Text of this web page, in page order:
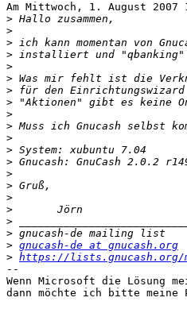
Am Mittwoch, 1. August 2007
>
>
>
>
>
>
>
>
>
>
>
>
>
>
>
>
>
>
>
> gnucash-de at gnucash.org
> https://lists.gnucash.org/
--
Wenn Microsoft die Lösung
dann möchte ich bitte meine